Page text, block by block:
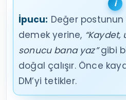
İpucu: Değer postunun
demek yerine, “Kaydet,
sonucu bana yaz”gibi
doğal çalışır. Önce
DM’yi tetikler.